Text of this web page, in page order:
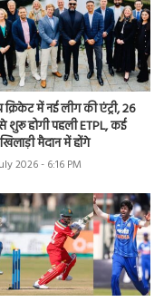
क्रिकेट में नई लीग की एंट्री, 26
शुरू होगी पहली ETPL, कई
मैदान में होंगे
2026 - 6:16 PM